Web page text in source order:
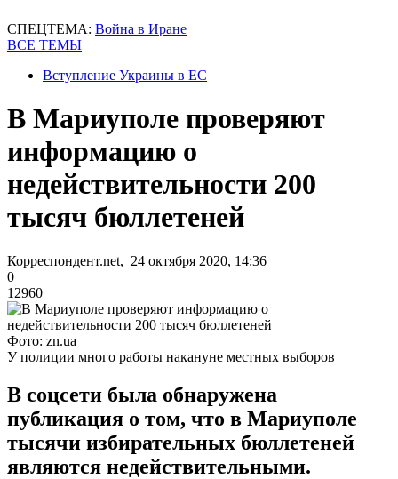
СПЕЦТЕМА: Война в Иране
ВСЕ ТЕМЫ
Вступление Украины в ЕС
В Мариуполе проверяют
информацию о
недействительности 200
тысяч бюллетеней
Корреспондент.net, 24 октября 2020, 14:36
0
12960
Фото: zn.ua
У полиции много работы накануне местных выборов
В соцсети была обнаружена
публикация о том, что в Мариуполе
тысячи избирательных бюллетеней
являются недействительными.